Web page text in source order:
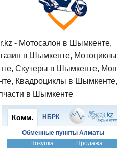
- Мотосалон в Шымкенте,
в Шымкенте,
Скутеры в Шымкенте,
Квадроциклы в Шымкенте,
в Шымкенте